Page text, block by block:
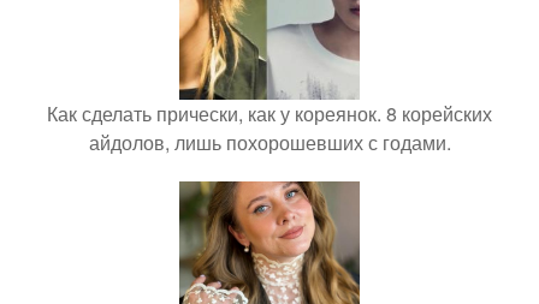
Как сделать прически, как у кореянок. 8 корейских
айдолов, лишь похорошевших с годами.